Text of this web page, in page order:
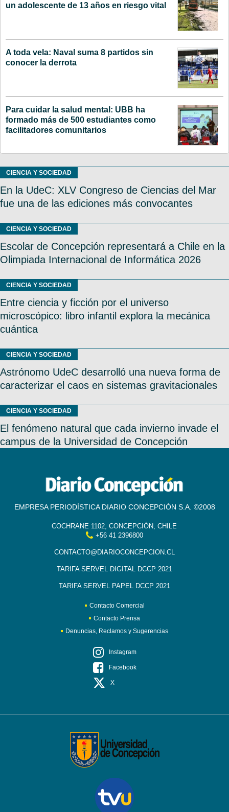
un adolescente de 13 años en riesgo vital
A toda vela: Naval suma 8 partidos sin
conocer la derrota
Para cuidar la salud mental: UBB ha
formado más de 500 estudiantes como
facilitadores comunitarios
CIENCIA Y SOCIEDAD
En la UdeC: XLV Congreso de Ciencias del Mar
fue una de las ediciones más convocantes
CIENCIA Y SOCIEDAD
Escolar de Concepción representará a Chile en la
Olimpiada Internacional de Informática 2026
CIENCIA Y SOCIEDAD
Entre ciencia y ficción por el universo
microscópico: libro infantil explora la mecánica
cuántica
CIENCIA Y SOCIEDAD
Astrónomo UdeC desarrolló una nueva forma de
caracterizar el caos en sistemas gravitacionales
CIENCIA Y SOCIEDAD
El fenómeno natural que cada invierno invade el
campus de la Universidad de Concepción
EMPRESA PERIODÍSTICA DIARIO CONCEPCIÓN S.A. ©2008
COCHRANE 1102, CONCEPCIÓN, CHILE
+56 41 2396800
CONTACTO@DIARIOCONCEPCION.CL
TARIFA SERVEL DIGITAL DCCP 2021
TARIFA SERVEL PAPEL DCCP 2021
Contacto Comercial
Contacto Prensa
Denuncias, Reclamos y Sugerencias
Instagram
Facebook
X